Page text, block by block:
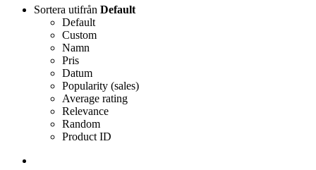
Sortera utifrån Default
Default
Custom
Namn
Pris
Datum
Popularity (sales)
Average rating
Relevance
Random
Product ID